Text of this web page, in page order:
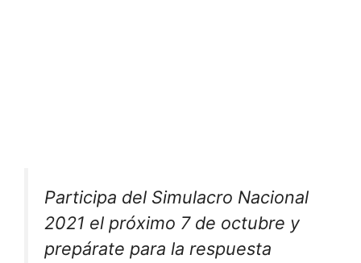
Participa del Simulacro Nacional
2021 el próximo 7 de octubre y
prepárate para la respuesta